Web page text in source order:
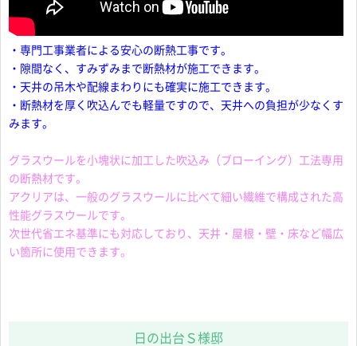
・専門工事業者による安心の断熱工事です。
・隙間なく、すみずみまで断熱材が施工できます。
・天井の吊木や配線まわりにも確実に施工できます。
・断熱材を厚く吹込んでも軽量ですので、天井への負担が少なくす
みます。
グラスウールを小塊状に加工した吹込み（ブローイング）工法専用
の断熱材です。
アクリアは、一般のグラスウールに比べて細い繊維で構成された高
性能グラスウールです。
次世代省エネ基準にも対応しており、天井・屋根・壁・床など幅広
い箇所に使用できます。
日の出台Ｓ様邸